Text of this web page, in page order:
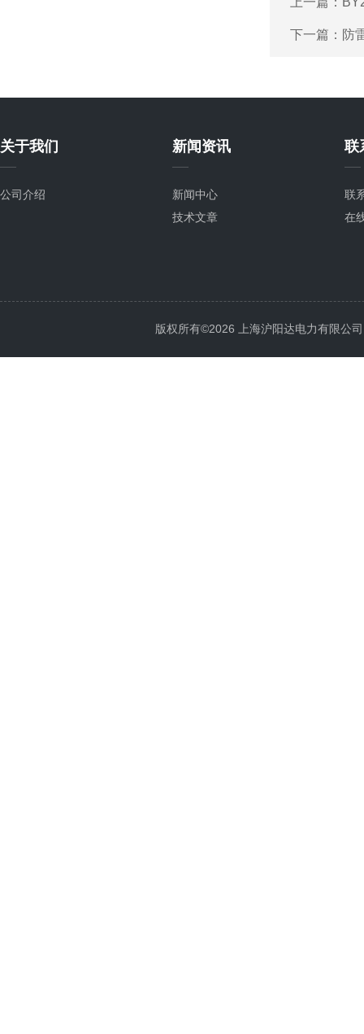
下一篇： 防
关于我们
公司介绍
新闻资讯
新闻中心
技术文章
联
联
在
版权所有©2026 上海沪阳达电力有限公